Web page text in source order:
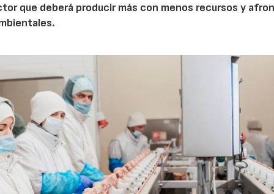
que deberá producir más con menos recursos y